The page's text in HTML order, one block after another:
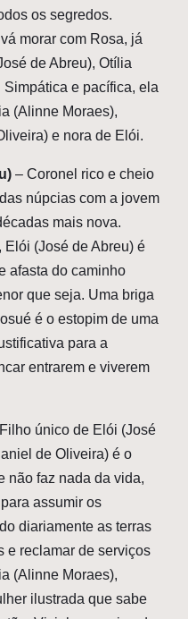
os segredos.
morar com Rosa, já
de Abreu), Otília
e pacífica, ela
(Alinne Moraes),
e nora de Elói.
– Coronel rico e cheio
núpcias com a jovem
mais nova.
(José de Abreu) é
afasta do caminho
que seja. Uma briga
é o estopim de uma
para a
entrarem e viverem
único de Elói (José
de Oliveira) é o
não faz nada da vida,
assumir os
diariamente as terras
e reclamar de serviços
(Alinne Moraes),
ilustrada que sabe